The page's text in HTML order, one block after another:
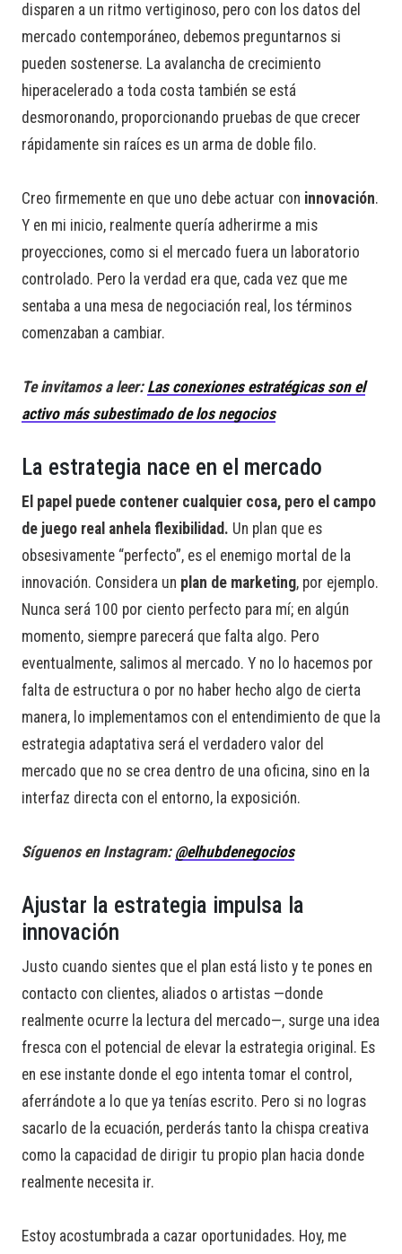
disparen a un ritmo vertiginoso, pero con los datos del
mercado contemporáneo, debemos preguntarnos si
pueden sostenerse. La avalancha de crecimiento
hiperacelerado a toda costa también se está
desmoronando, proporcionando pruebas de que crecer
rápidamente sin raíces es un arma de doble filo.
Creo firmemente en que uno debe actuar con innovación.
Y en mi inicio, realmente quería adherirme a mis
proyecciones, como si el mercado fuera un laboratorio
controlado. Pero la verdad era que, cada vez que me
sentaba a una mesa de negociación real, los términos
comenzaban a cambiar.
Te invitamos a leer: Las conexiones estratégicas son el
activo más subestimado de los negocios
La estrategia nace en el mercado
El papel puede contener cualquier cosa, pero el campo
de juego real anhela flexibilidad. Un plan que es
obsesivamente “perfecto”, es el enemigo mortal de la
innovación. Considera un plan de marketing, por ejemplo.
Nunca será 100 por ciento perfecto para mí; en algún
momento, siempre parecerá que falta algo. Pero
eventualmente, salimos al mercado. Y no lo hacemos por
falta de estructura o por no haber hecho algo de cierta
manera, lo implementamos con el entendimiento de que la
estrategia adaptativa será el verdadero valor del
mercado que no se crea dentro de una oficina, sino en la
interfaz directa con el entorno, la exposición.
Síguenos en Instagram: @elhubdenegocios
Ajustar la estrategia impulsa la
innovación
Justo cuando sientes que el plan está listo y te pones en
contacto con clientes, aliados o artistas —donde
realmente ocurre la lectura del mercado—, surge una idea
fresca con el potencial de elevar la estrategia original. Es
en ese instante donde el ego intenta tomar el control,
aferrándote a lo que ya tenías escrito. Pero si no logras
sacarlo de la ecuación, perderás tanto la chispa creativa
como la capacidad de dirigir tu propio plan hacia donde
realmente necesita ir.
Estoy acostumbrada a cazar oportunidades. Hoy, me